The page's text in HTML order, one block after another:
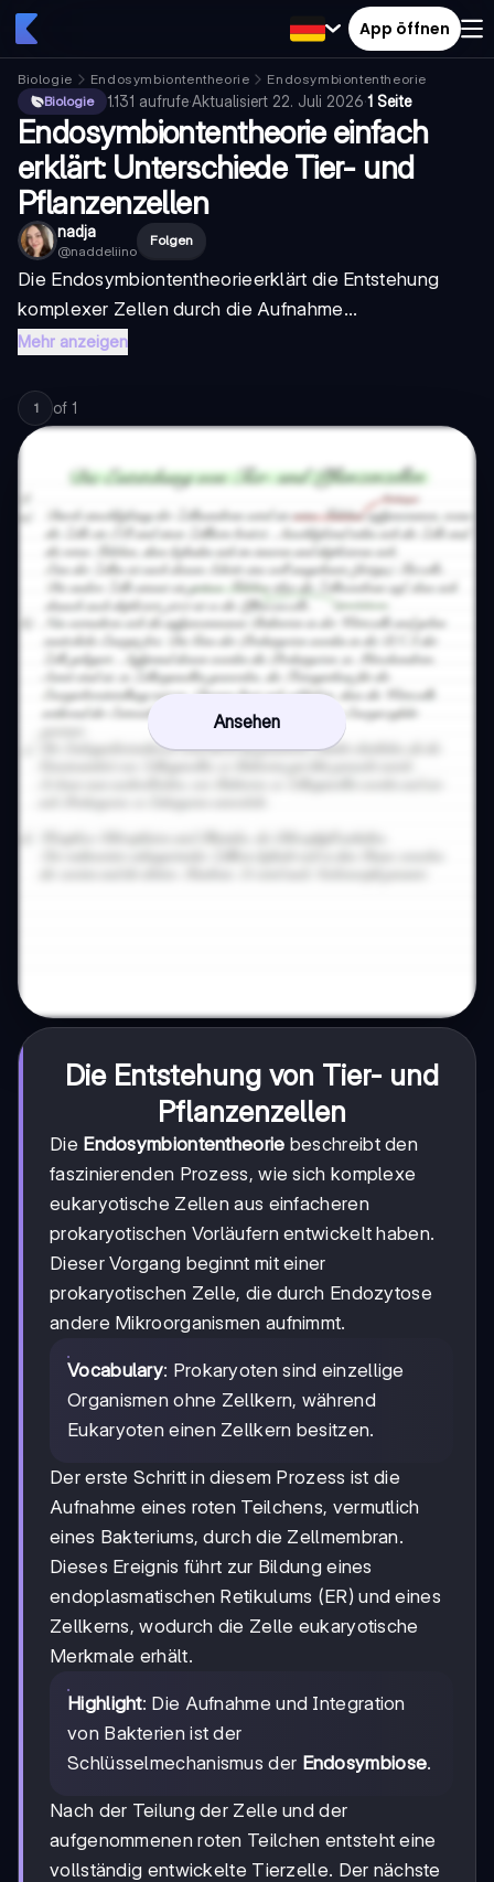
App öffnen
Biologie Endosymbiontentheorie
Endosymbiontentheorie
Biologie
1.131 aufrufe·Aktualisiert 22. Juli 2026·1 Seite
Endosymbiontentheorie einfach
erklärt: Unterschiede Tier- und
Pflanzenzellen
nadja
@naddeliino
Folgen
Die Endosymbiontentheorieerklärt die Entstehung
komplexer Zellen durch die Aufnahme...
Mehr anzeigen
1 of 1
Ansehen
Die Entstehung von Tier- und
Pflanzenzellen
Die Endosymbiontentheorie beschreibt den
faszinierenden Prozess, wie sich komplexe
eukaryotische Zellen aus einfacheren
prokaryotischen Vorläufern entwickelt haben.
Dieser Vorgang beginnt mit einer
prokaryotischen Zelle, die durch Endozytose
andere Mikroorganismen aufnimmt.
Vocabulary: Prokaryoten sind einzellige
Organismen ohne Zellkern, während
Eukaryoten einen Zellkern besitzen.
Der erste Schritt in diesem Prozess ist die
Aufnahme eines roten Teilchens, vermutlich
eines Bakteriums, durch die Zellmembran.
Dieses Ereignis führt zur Bildung eines
endoplasmatischen Retikulums (ER) und eines
Zellkerns, wodurch die Zelle eukaryotische
Merkmale erhält.
Highlight: Die Aufnahme und Integration
von Bakterien ist der
Schlüsselmechanismus der Endosymbiose.
Nach der Teilung der Zelle und der
aufgenommenen roten Teilchen entsteht eine
vollständig entwickelte Tierzelle. Der nächste